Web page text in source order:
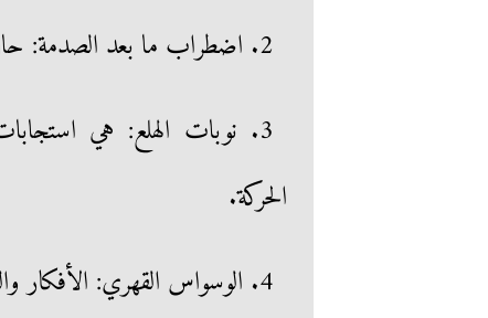
2. اضطراب ما بعد الصدمة: حالة صحية عقلية تحدث بعد تجربة أو مشاهدة شيء مؤلم.
3. نوبات الهلع: هي
الحركة.
4. الوسواس القهري: الأفكار والسلوكيات المتكررة التي تخفف من القلق أو الضيق.